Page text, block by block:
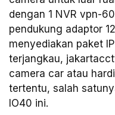
dengan 1 NVR vpn-
pendukung adaptor
menyediakan paket
terjangkau,
camera car atau
tertentu, salah
IO40 ini.